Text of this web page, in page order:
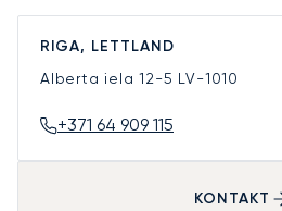
RIGA, LETTLAND
Alberta iela 12-5 LV-1010
+371 64 909 115
KONTAKT